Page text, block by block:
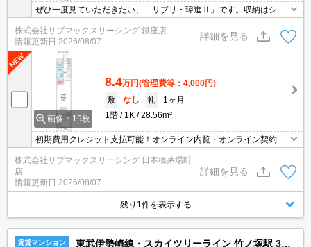
ぜひ一度見ていただきたい、「リブリ・瑋進Ⅱ」です。収納はシュ
ーズボックス・クロゼットなど豊富なので、広々と空間を利用する
ことも可能です。室内設備は洗面所独立・浴室乾燥機など豊富に揃
っており、過ごしやすいお部屋になっております。こちらのお部屋
で新しい生活を始めてみませんか。こちらは1Kの物件です。
株式会社リブマックスリーシング 銀座店
情報更新日 2026/08/07
詳細を見る
画像：19枚
8.4万円(管理費等：4,000円)
敷
なし 礼
1ヶ月
1階
1K 28.56m²
初期費用クレジット支払可能！オンライン内覧・オンライン契約等
弊社に一度も来店せずとも問題ありません♪弊社ではネットに掲載さ
れている物件も全てご紹介可能になりますので気になる物件は全て
株式会社リブマックスリーシング 日本橋茅場町
店
情報更新日 2026/08/07
詳細を見る
残り1件を表示する
賃貸マンション 東武伊勢崎線・スカイツリーライン 竹ノ塚駅 3階建 築5年